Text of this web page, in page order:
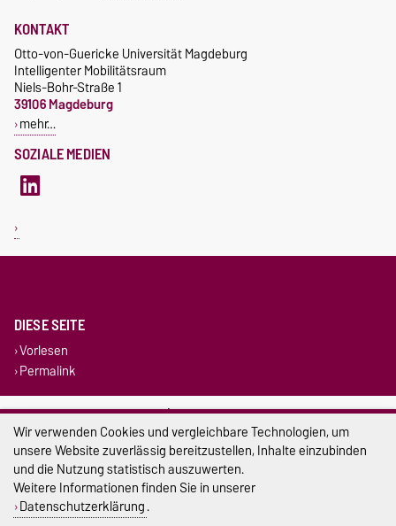
SOZIALE MEDIEN
KONTAKT
Otto-von-Guericke Universität Magdeburg
Intelligenter Mobilitätsraum
Niels-Bohr-Straße 1
39106 Magdeburg
mehr…
DIESE SEITE
Vorlesen
Permalink
Impressum
Datenschutz
Barrierefreiheit
Cookie-Einstellungen
Wir verwenden Cookies und vergleichbare Technologien, um
unsere Website zuverlässig bereitzustellen, Inhalte einzubinden
und die Nutzung statistisch auszuwerten.
Weitere Informationen finden Sie in unserer
Datenschutzerklärung.